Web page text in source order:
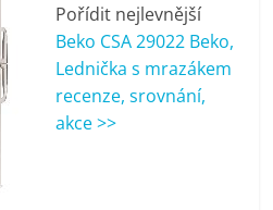
Pořídit nejlevnější
Beko CSA 29022 Beko,
Lednička s mrazákem
recenze, srovnání,
akce >>